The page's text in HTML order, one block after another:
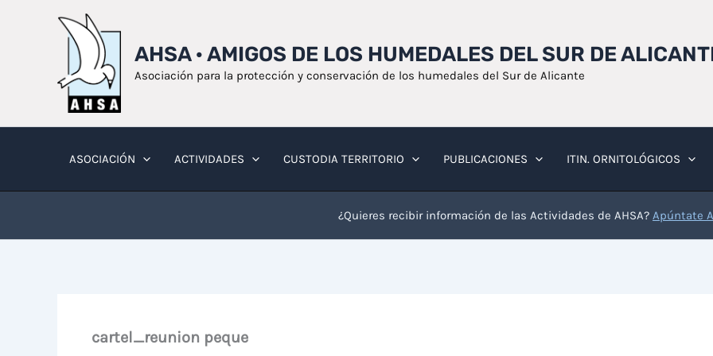
AHSA · AMIGOS DE LOS HUMEDALES DEL SUR DE
Asociación para la protección y conservación de los humedales del Sur de Alicante
ASOCIACIÓN ACTIVIDADES CUSTODIA TERRITORIO PUBLICACIONES ITIN. ORNITOLÓGICOS
¿Quieres recibir información de las Actividades de AHSA? Apúntate
cartel_reunion peque